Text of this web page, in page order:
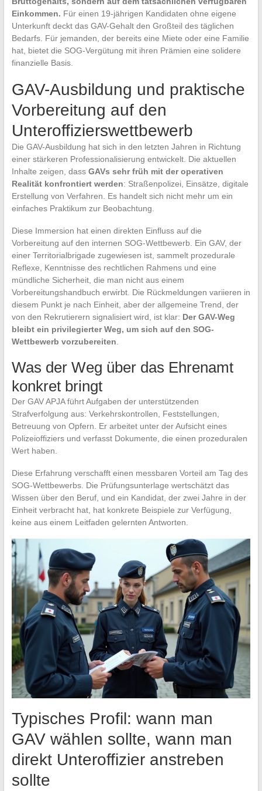
Einkommen. Für einen 19-jährigen Kandidaten ohne eigene
Unterkunft deckt das GAV-Gehalt den Großteil des täglichen
Bedarfs. Für jemanden, der bereits eine Miete oder eine Familie
hat, bietet die SOG-Vergütung mit ihren Prämien eine solidere
finanzielle Basis.
GAV-Ausbildung und praktische
Vorbereitung auf den
Unteroffizierswettbewerb
Die GAV-Ausbildung hat sich in den letzten Jahren in Richtung
einer stärkeren Professionalisierung entwickelt. Die aktuellen
Inhalte zeigen, dass GAVs sehr früh mit der operativen
Realität konfrontiert werden: Straßenpolizei, Einsätze, digitale
Erstellung von Verfahren. Es handelt sich nicht mehr um ein
einfaches Praktikum zur Beobachtung.
Diese Immersion hat einen direkten Einfluss auf die
Vorbereitung auf den internen SOG-Wettbewerb. Ein GAV, der
einer Territorialbrigade zugewiesen ist, sammelt prozedurale
Reflexe, Kenntnisse des rechtlichen Rahmens und eine
mündliche Sicherheit, die man nicht aus einem
Vorbereitungshandbuch erwirbt. Die Rückmeldungen variieren in
diesem Punkt je nach Einheit, aber der allgemeine Trend, der
von den Rekrutierern signalisiert wird, ist klar: Der GAV-Weg
bleibt ein privilegierter Weg, um sich auf den SOG-
Wettbewerb vorzubereiten
Was der Weg über das Ehrenamt
konkret bringt
Der GAV APJA führt Aufgaben der unterstützenden
Strafverfolgung aus: Verkehrskontrollen, Feststellungen,
Betreuung von Opfern. Er arbeitet unter der Aufsicht eines
Polizeioffiziers und verfasst Dokumente, die einen prozeduralen
Wert haben.
Diese Erfahrung verschafft einen messbaren Vorteil am Tag des
SOG-Wettbewerbs. Die Prüfungsunterlage wertschätzt das
Wissen über den Beruf, und ein Kandidat, der zwei Jahre in der
Einheit verbracht hat, hat konkrete Beispiele zur Verfügung,
keine aus einem Leitfaden gelernten Antworten.
Typisches Profil: wann man
GAV wählen sollte, wann man
direkt Unteroffizier anstreben
sollte